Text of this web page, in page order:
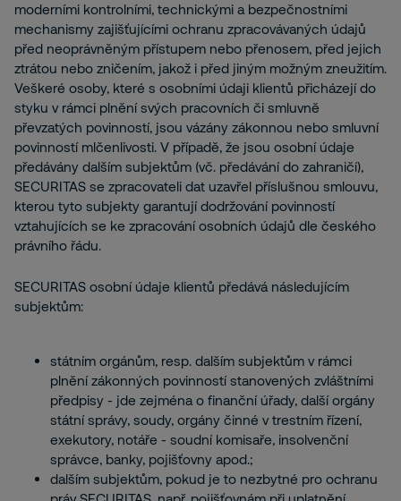
moderními kontrolními, technickými a bezpečnostními
mechanismy zajišťujícími ochranu zpracovávaných údajů
před neoprávněným přístupem nebo přenosem, před jejich
ztrátou nebo zničením, jakož i před jiným možným zneužitím.
Veškeré osoby, které s osobními údaji klientů přicházejí do
styku v rámci plnění svých pracovních či smluvně
převzatých povinností, jsou vázány zákonnou nebo smluvní
povinností mlčenlivosti. V případě, že jsou osobní údaje
předávány dalším subjektům (vč. předávání do zahraničí),
SECURITAS se zpracovateli dat uzavřel příslušnou smlouvu,
kterou tyto subjekty garantují dodržování povinností
vztahujících se ke zpracování osobních údajů dle českého
právního řádu.
SECURITAS osobní údaje klientů předává následujícím
subjektům:
státním orgánům, resp. dalším subjektům v rámci
plnění zákonných povinností stanovených zvláštními
předpisy - jde zejména o finanční úřady, další orgány
státní správy, soudy, orgány činné v trestním řízení,
exekutory, notáře - soudní komisaře, insolvenční
správce, banky, pojišťovny apod.;
dalším subjektům, pokud je to nezbytné pro ochranu